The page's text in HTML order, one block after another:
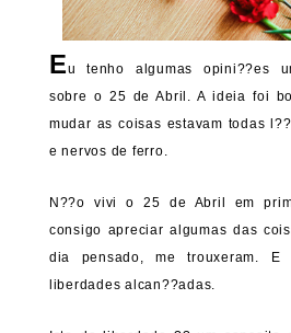
Eu tenho algumas opini??es
sobre o 25 de Abril. A ideia foi
mudar as coisas estavam todas
e nervos de ferro.
N??o vivi o 25 de Abril em
consigo apreciar algumas das
dia pensado, me trouxeram. E
liberdades alcan??adas.